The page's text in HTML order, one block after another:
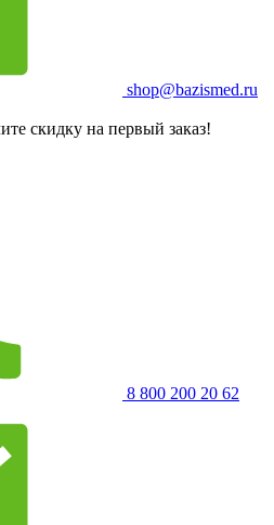
shop@bazismed.ru
скидку на первый заказ!
8 800 200 20 62